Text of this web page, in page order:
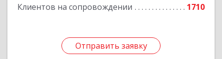
Клиентов на сопровождении 1710
Отправить заявку
Отправить заявку